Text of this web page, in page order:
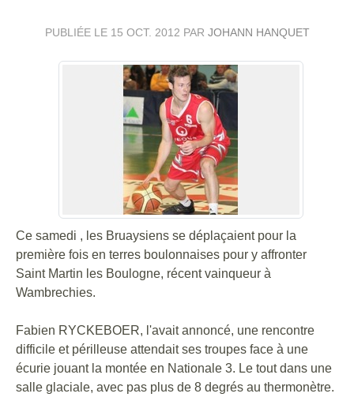
PUBLIÉE LE 15 OCT. 2012 PAR JOHANN HANQUET
Ce samedi , les Bruaysiens se déplaçaient pour la
première fois en terres boulonnaises pour y affronter
Saint Martin les Boulogne, récent vainqueur à
Wambrechies.
Fabien RYCKEBOER, l'avait annoncé, une rencontre
difficile et périlleuse attendait ses troupes face à une
écurie jouant la montée en Nationale 3. Le tout dans une
salle glaciale, avec pas plus de 8 degrés au thermonètre.